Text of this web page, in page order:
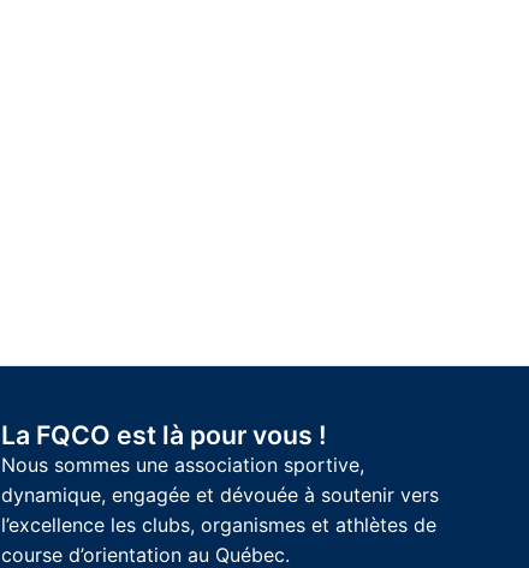
La FQCO est là pour vous !
Nous sommes une association sportive,
dynamique, engagée et dévouée à soutenir vers
l’excellence les clubs, organismes et athlètes de
course d’orientation au Québec.